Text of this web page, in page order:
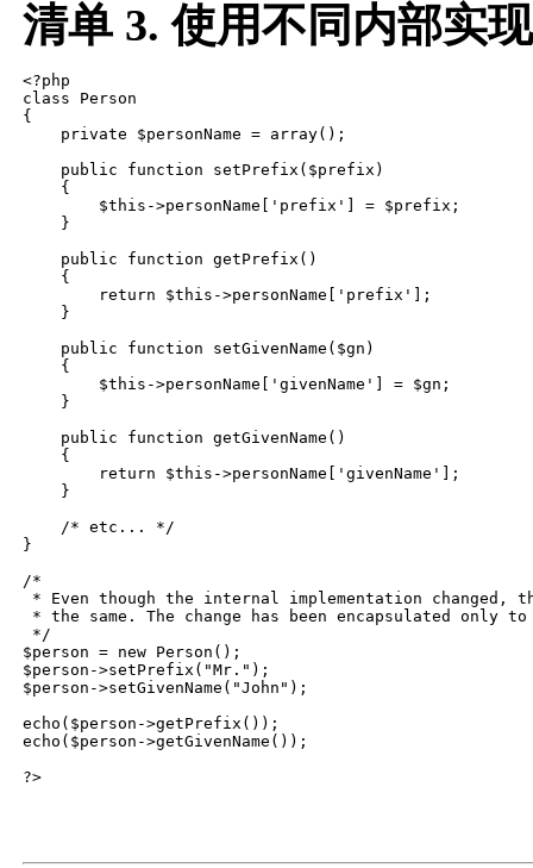
清单 3. 使用不同内部实
<?php
class Person
{
    private $personName = array();
    public function setPrefix($prefix)
    {
        $this->personName['prefix'] = $prefix;
    }
    public function getPrefix()
    {
        return $this->personName['prefix'];
    }
    public function setGivenName($gn)
    {
        $this->personName['givenName'] = $gn;
    }
    public function getGivenName()
    {
        return $this->personName['givenName'];
    }
    /* etc... */
}
/*
* Even though the internal implementation changed,
* the same. The change has been encapsulated only
*/
$person = new Person();
$person->setPrefix("Mr.");
$person->setGivenName("John");
echo($person->getPrefix());
echo($person->getGivenName());